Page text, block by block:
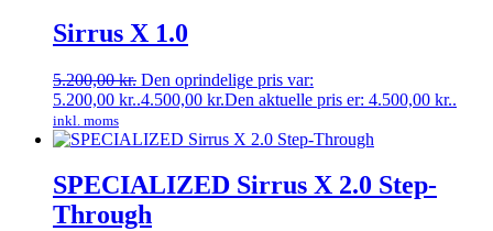
Sirrus X 1.0
5.200,00kr. Den oprindelige pris var:
5.200,00 kr..4.500,00 kr.Den aktuelle pris er: 4.500,00 kr..
inkl. moms
SPECIALIZED Sirrus X 2.0 Step-
Through